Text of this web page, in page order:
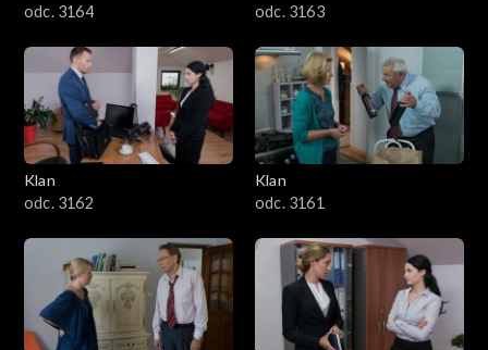
odc. 3164
odc. 3163
Klan
odc. 3162
Klan
odc. 3161